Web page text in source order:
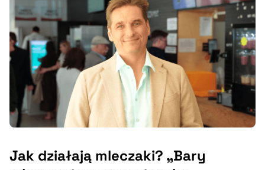
Jak działają mleczaki? „Bary